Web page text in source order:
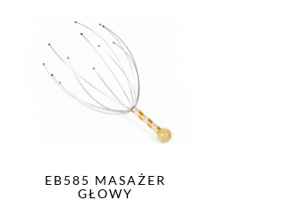
EB585 MASAŻER
GŁOWY